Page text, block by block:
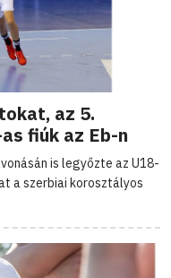
az 5.
fiúk az Eb-n
is legyőzte az U18-
a szerbiai korosztályos